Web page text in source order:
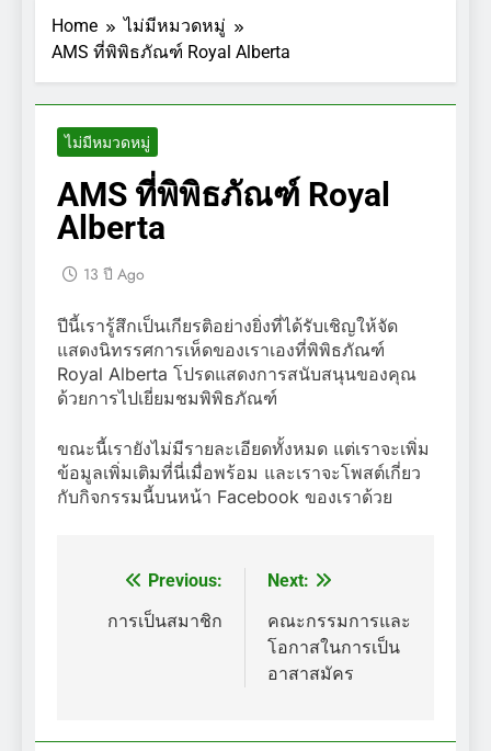
Home
ไม่มีหมวดหมู่
AMS ที่พิพิธภัณฑ์ Royal Alberta
ไม่มีหมวดหมู่
AMS ที่พิพิธภัณฑ์ Royal
Alberta
13 ปี Ago
ปีนี้เรารู้สึกเป็นเกียรติอย่างยิ่งที่ได้รับเชิญให้จัด
แสดงนิทรรศการเห็ดของเราเองที่พิพิธภัณฑ์
Royal Alberta โปรดแสดงการสนับสนุนของคุณ
ด้วยการไปเยี่ยมชมพิพิธภัณฑ์
ขณะนี้เรายังไม่มีรายละเอียดทั้งหมด แต่เราจะเพิ่ม
ข้อมูลเพิ่มเติมที่นี่เมื่อพร้อม และเราจะโพสต์เกี่ยว
กับกิจกรรมนี้บนหน้า Facebook ของเราด้วย
แนะแนว
เรื่อง
Previous:
การเป็นสมาชิก
Next:
คณะกรรมการและ
โอกาสในการเป็น
อาสาสมัคร